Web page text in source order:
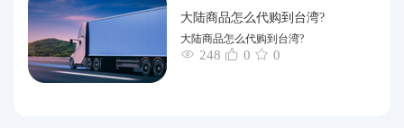
大陆商品怎么代购到台湾?
大陆商品怎么代购到台湾?
248 0 0